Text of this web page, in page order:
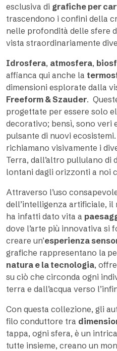
esclusiva di grafiche per
trascendono i confini della
nelle profondità delle sfere
vista straordinariamente
Idrosfera, atmosfera,
affianca qui anche la
dimensioni esplorate dalla
Freeform & Szauder.
progettate per essere solo
decorativo; bensì, sono veri
pulsante di nuovi
richiamano visivamente i
Terra, dall’altro pullulano di
lontani dagli orizzonti a noi
Attraverso l’uso
dell’intelligenza artificiale, il
ha infatti dato vita a
dove l’arte più innovativa si
creare un’esperienza
grafiche rappresentano la
natura e la tecnologia,
su ciò che circonda ogni
terra e dall’acqua verso
Con questa collezione, gli
filo conduttore tra
tappa, ogni sfera, è un
tutte insieme, creano un